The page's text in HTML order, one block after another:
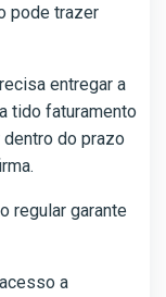
pode trazer
entregar a
tido faturamento
dentro do prazo
regular garante
a